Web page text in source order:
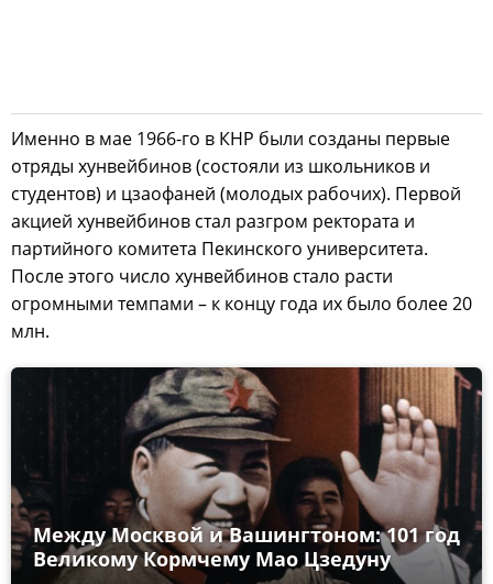
Именно в мае 1966-го в КНР были созданы первые
отряды хунвейбинов (состояли из школьников и
студентов) и цзаофаней (молодых рабочих). Первой
акцией хунвейбинов стал разгром ректората и
партийного комитета Пекинского университета.
После этого число хунвейбинов стало расти
огромными темпами – к концу года их было более 20
млн.
Между Москвой и Вашингтоном: 101 год
Великому Кормчему Мао Цзедуну